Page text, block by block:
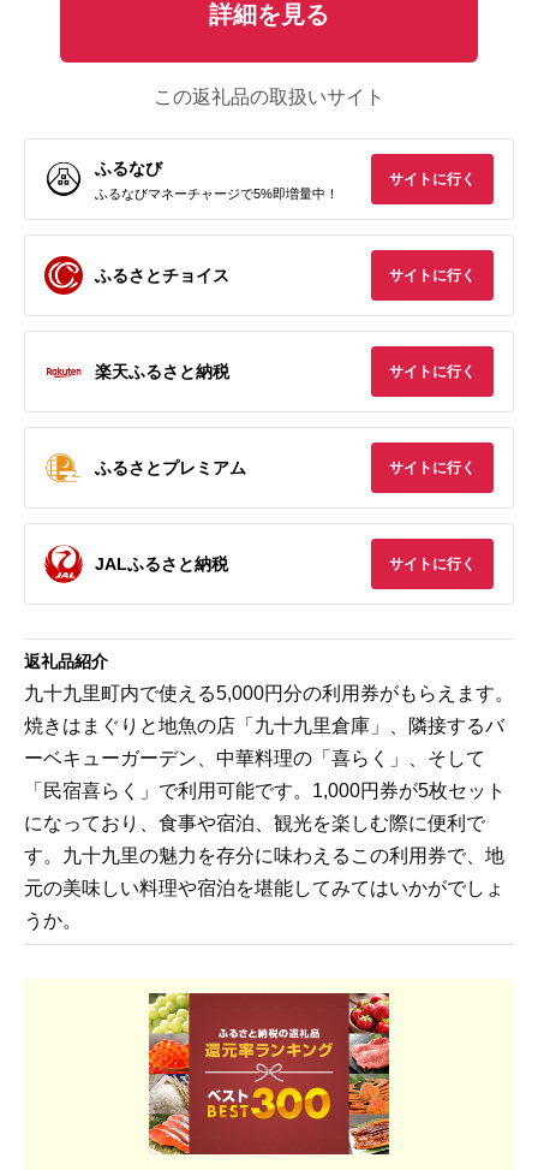
詳細を見る
この返礼品の取扱いサイト
ふるなび
ふるなびマネーチャージで5%即増量中！
サイトに行く
ふるさとチョイス サイトに行く
楽天ふるさと納税 サイトに行く
ふるさとプレミアム サイトに行く
JALふるさと納税 サイトに行く
返礼品紹介
九十九里町内で使える5,000円分の利用券がもらえます。
焼きはまぐりと地魚の店「九十九里倉庫」、隣接するバ
ーベキューガーデン、中華料理の「喜らく」、そして
「民宿喜らく」で利用可能です。1,000円券が5枚セット
になっており、食事や宿泊、観光を楽しむ際に便利で
す。九十九里の魅力を存分に味わえるこの利用券で、地
元の美味しい料理や宿泊を堪能してみてはいかがでしょ
うか。